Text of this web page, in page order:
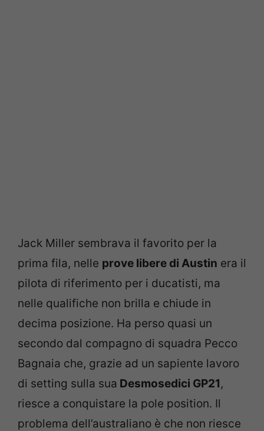
Jack Miller sembrava il favorito per la
prima fila, nelle prove libere di Austin era il
pilota di riferimento per i ducatisti, ma
nelle qualifiche non brilla e chiude in
decima posizione. Ha perso quasi un
secondo dal compagno di squadra Pecco
Bagnaia che, grazie ad un sapiente lavoro
di setting sulla sua Desmosedici GP21,
riesce a conquistare la pole position. Il
problema dell’australiano è che non riesce